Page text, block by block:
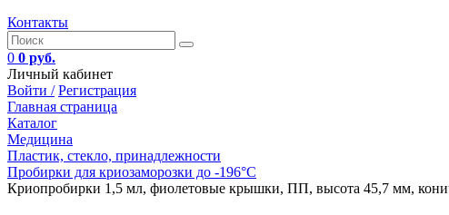
Контакты
0 0 руб.
Личный кабинет
Войти / Регистрация
Главная страница
Каталог
Медицина
Пластик, стекло, принадлежности
Пробирки для криозаморозки до -196°С
Криопробирки 1,5 мл, фиолетовые крышки, ПП, высота 45,7 мм,